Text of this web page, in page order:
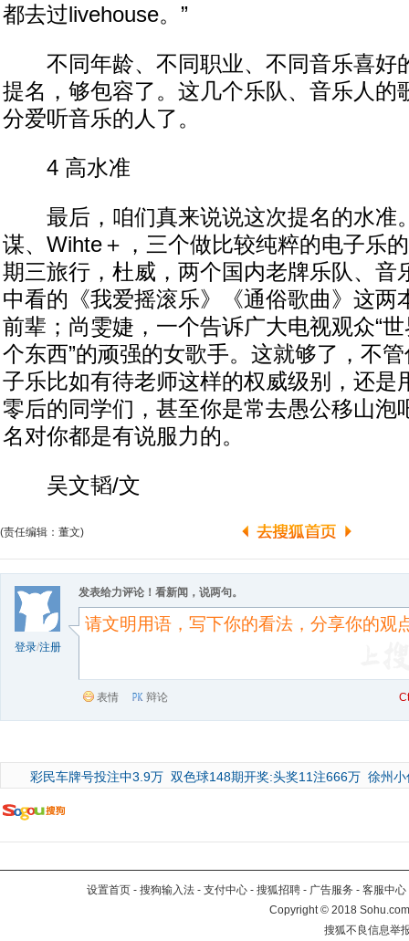
都去过livehouse。”
不同年龄、不同职业、不同音乐喜好
提名，够包容了。这几个乐队、音乐人的
分爱听音乐的人了。
4 高水准
最后，咱们真来说说这次提名的水准
谋、Wihte＋，三个做比较纯粹的电子乐
期三旅行，杜威，两个国内老牌乐队、音
中看的《我爱摇滚乐》《通俗歌曲》这两
前辈；尚雯婕，一个告诉广大电视观众“
个东西”的顽强的女歌手。这就够了，不
子乐比如有待老师这样的权威级别，还是
零后的同学们，甚至你是常去愚公移山泡
名对你都是有说服力的。
吴文韬/文
(责任编辑：董文)
登录/注册
发表给力评论！看新闻，说两句。
表情 辩论
彩民车牌号投注中3.9万 双色球148期开奖:头奖11注666万 徐州
设置首页 - 搜狗输入法 - 支付中心 - 搜狐招聘 - 广告服务 - 客服中心
Copyright©2018
搜狐不良信息举